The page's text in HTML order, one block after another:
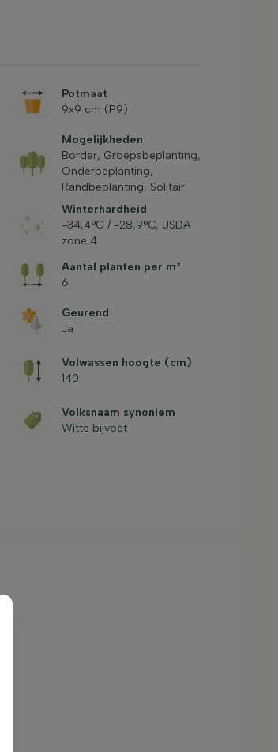
Potmaat
9x9 cm (P9)
Mogelijkheden
Border, Groepsbeplanting,
Onderbeplanting,
Randbeplanting, Solitair
Winterhardheid
-34,4°C / -28,9°C, USDA
zone 4
Aantal planten per m²
6
Geurend
Ja
Volwassen hoogte (cm)
140
Volksnaam synoniem
Witte bijvoet